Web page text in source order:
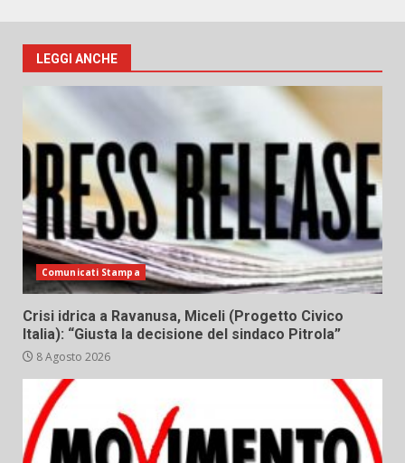
LEGGI ANCHE
Comunicati Stampa
Crisi idrica a Ravanusa, Miceli (Progetto Civico
Italia): “Giusta la decisione del sindaco Pitrola”
8 Agosto 2026